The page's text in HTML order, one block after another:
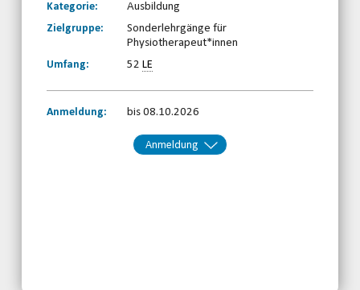
Kategorie:
Ausbildung
Zielgruppe:
Sonderlehrgänge für
Physiotherapeut*innen
Umfang:
52LE
Anmeldung: bis 08.10.2026
Anmeldung